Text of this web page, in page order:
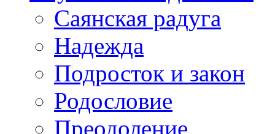
Саянская радуга
Надежда
Подросток и закон
Родословие
Преодоление